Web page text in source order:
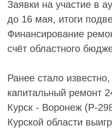
Заявки на участие в
до 16 мая, итоги
Финансирование
счёт областного
Ранее стало
капитальный ремонт
Курск - Воронеж (Р-
Курской области